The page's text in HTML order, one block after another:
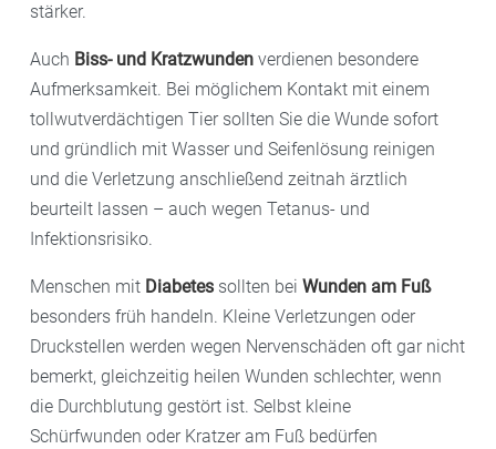
stärker.
Auch Biss- und Kratzwunden verdienen besondere
Aufmerksamkeit. Bei möglichem Kontakt mit einem
tollwutverdächtigen Tier sollten Sie die Wunde sofort
und gründlich mit Wasser und Seifenlösung reinigen
und die Verletzung anschließend zeitnah ärztlich
beurteilt lassen – auch wegen Tetanus- und
Infektionsrisiko.
Menschen mit Diabetes sollten bei Wunden am Fuß
besonders früh handeln. Kleine Verletzungen oder
Druckstellen werden wegen Nervenschäden oft gar nicht
bemerkt, gleichzeitig heilen Wunden schlechter, wenn
die Durchblutung gestört ist. Selbst kleine
Schürfwunden oder Kratzer am Fuß bedürfen